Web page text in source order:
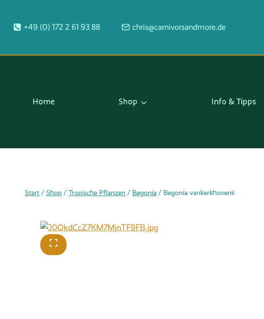
springen
+49 (0) 172 2 61 93 88 chris@carnivorsandmore.de
Home Shop Info & Tipps
Start / Shop / Tropische Pflanzen / Begonia / Begonia vankerkhovenii